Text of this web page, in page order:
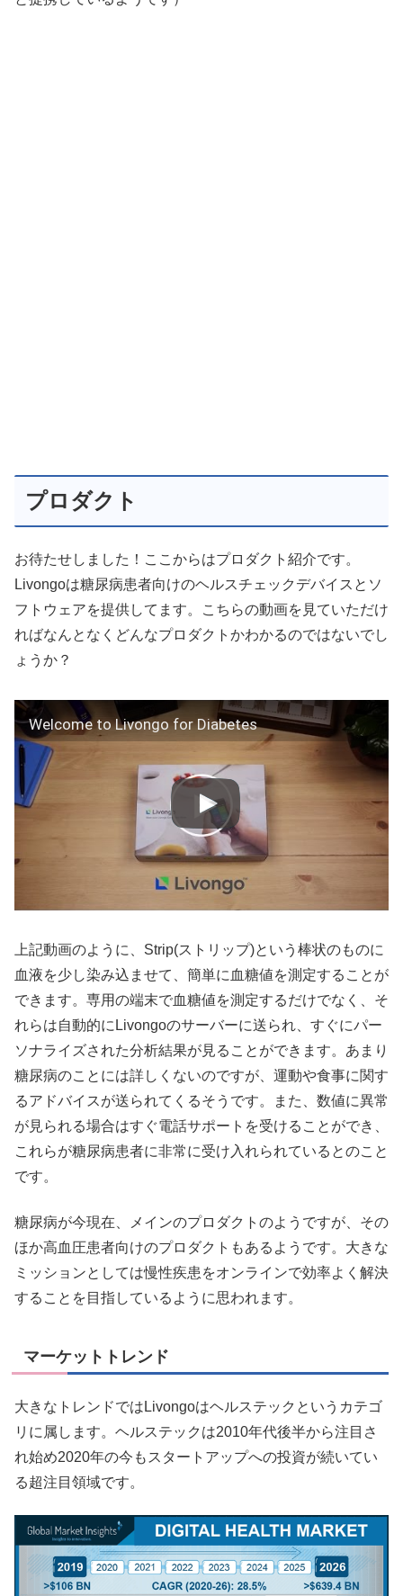
プロダクト
お待たせしました！ここからはプロダクト紹介です。
Livongoは糖尿病患者向けのヘルスチェックデバイスとソ
フトウェアを提供してます。こちらの動画を見ていただけ
ればなんとなくどんなプロダクトかわかるのではないでし
ょうか？
Welcome to Livongo for Diabetes
上記動画のように、Strip(ストリップ)という棒状のものに
血液を少し染み込ませて、簡単に血糖値を測定することが
できます。専用の端末で血糖値を測定するだけでなく、そ
れらは自動的にLivongoのサーバーに送られ、すぐにパー
ソナライズされた分析結果が見ることができます。あまり
糖尿病のことには詳しくないのですが、運動や食事に関す
るアドバイスが送られてくるそうです。また、数値に異常
が見られる場合はすぐ電話サポートを受けることができ、
これらが糖尿病患者に非常に受け入れられているとのこと
です。
糖尿病が今現在、メインのプロダクトのようですが、その
ほか高血圧患者向けのプロダクトもあるようです。大きな
ミッションとしては慢性疾患をオンラインで効率よく解決
することを目指しているように思われます。
マーケットトレンド
大きなトレンドではLivongoはヘルステックというカテゴ
リに属します。ヘルステックは2010年代後半から注目さ
れ始め2020年の今もスタートアップへの投資が続いてい
る超注目領域です。